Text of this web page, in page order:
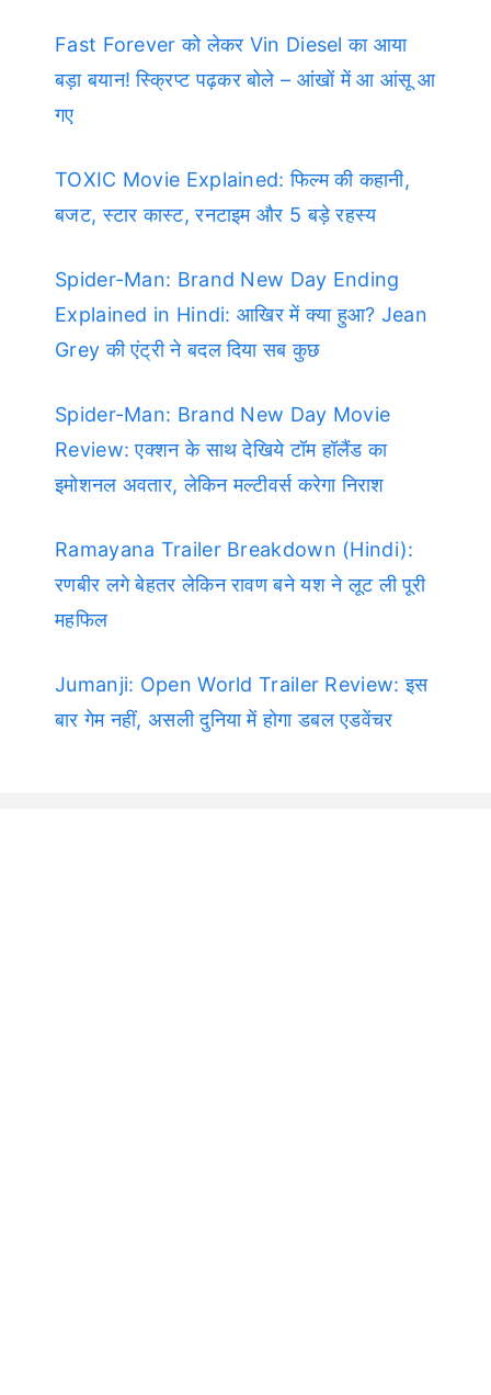
Fast Forever को लेकर Vin Diesel का आया
बड़ा बयान! स्क्रिप्ट पढ़कर बोले – आंखों में आ आंसू आ
गए
TOXIC Movie Explained: फिल्म की कहानी,
बजट, स्टार कास्ट, रनटाइम और 5 बड़े रहस्य
Spider-Man: Brand New Day Ending
Explained in Hindi: आखिर में क्या हुआ? Jean
Grey की एंट्री ने बदल दिया सब कुछ
Spider-Man: Brand New Day Movie
Review: एक्शन के साथ देखिये टॉम हॉलैंड का
इमोशनल अवतार, लेकिन मल्टीवर्स करेगा निराश
Ramayana Trailer Breakdown (Hindi):
रणबीर लगे बेहतर लेकिन रावण बने यश ने लूट ली पूरी
महफिल
Jumanji: Open World Trailer Review: इस
बार गेम नहीं, असली दुनिया में होगा डबल एडवेंचर